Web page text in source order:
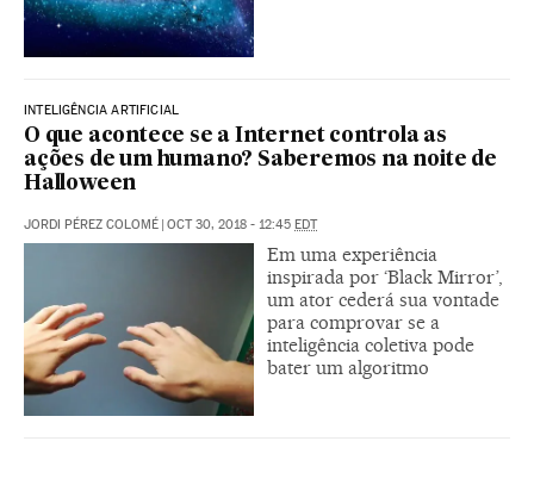
INTELIGÊNCIA ARTIFICIAL
O que acontece se a Internet controla as
ações de um humano? Saberemos na noite de
Halloween
JORDI PÉREZ COLOMÉ | OCT 30, 2018 - 12:45 EDT
Em uma experiência
inspirada por ‘Black Mirror’,
um ator cederá sua vontade
para comprovar se a
inteligência coletiva pode
bater um algoritmo